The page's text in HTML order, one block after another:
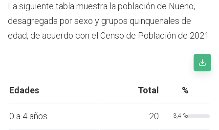
La siguiente tabla muestra la población de Nueno,
desagregada por sexo y grupos quinquenales de
edad, de acuerdo con el Censo de Población de 2021.
Edades Total %
0 a 4 años 20 3,4 %